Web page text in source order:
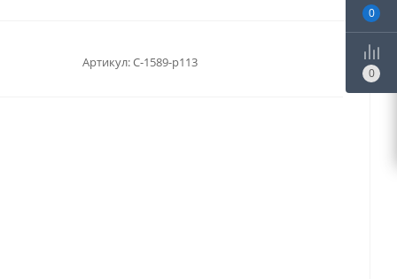
Артикул:С-1589-р113
0
0